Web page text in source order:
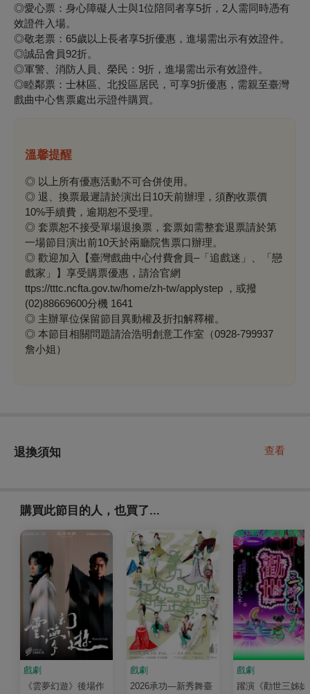
◎愛心票：身心障礙人士與1位陪同者享5折，2人需同時憑有
效證件入場。
◎敬老票：65歲以上長者享5折優惠，進場需出示有效證件。
◎誠品會員92折。
◎軍警、消防人員、榮民：9折，進場需出示有效證件。
◎睦鄰票：士林區、北投區居民，可享9折優惠，需親至臺灣
戲曲中心售票處出示證件購買。
溫馨提醒
◎ 以上所有優惠活動不可合併使用。
◎ 退、換票最遲請於演出日10天前辦理，須酌收票價
10%手續費，逾期恕不受理。
◎ 套票恕不接受單場退換票，套票如需整套退票請於第
一場節目演出前10天於兩廳院售票口辦理。
◎ 歡迎加入【臺灣戲曲中心付費會員–「追戲迷」、「戀
戲家」】享受購票優惠，請洽官網
ttps://tttc.ncfta.gov.tw/home/zh-tw/applystep ，或撥
(02)88669600分機 1641
◎ 主辦單位保留節目異動權及折扣解釋權。
◎ 本節目相關問題請洽浩明創意工作室（0928-799937
詹小姐）
退換須知 查看
購買此節目的人，也買了...
戲劇
《雲夢幻遊》後場作
戲劇
2026承功—新秀舞臺
戲劇
躍演《勸世三姊妹